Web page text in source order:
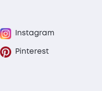
Instagram
Pinterest